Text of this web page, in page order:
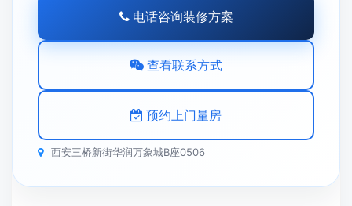
电话咨询装修方案
查看联系方式
预约上门量房
西安三桥新街华润万象城B座0506